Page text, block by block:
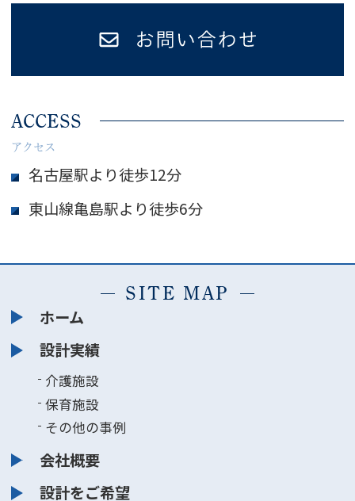
ACCESS
アクセス
名古屋駅より徒歩12分
東山線亀島駅より徒歩6分
SITE MAP
ホーム
設計実績
介護施設
保育施設
その他の事例
会社概要
設計をご希望